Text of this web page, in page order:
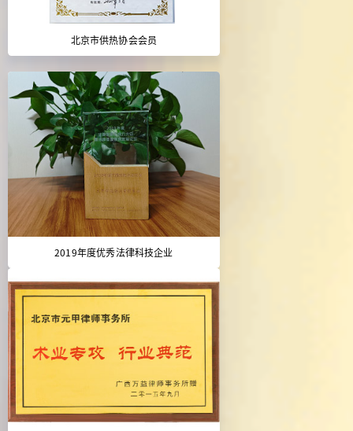
北京市供热协会会员
2019年度优秀法律科技企业